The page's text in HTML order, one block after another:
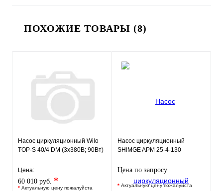
ПОХОЖИЕ ТОВАРЫ (8)
Насос циркуляционный Wilo
TOP-S 40/4 DM (3х380В; 90Вт)
Цена:
60 010 руб. *
* Актуальную цену пожалуйста
Насос циркуляционный
SHIMGE APM 25-4-130
Цена по запросу
* Актуальную цену пожалуйста